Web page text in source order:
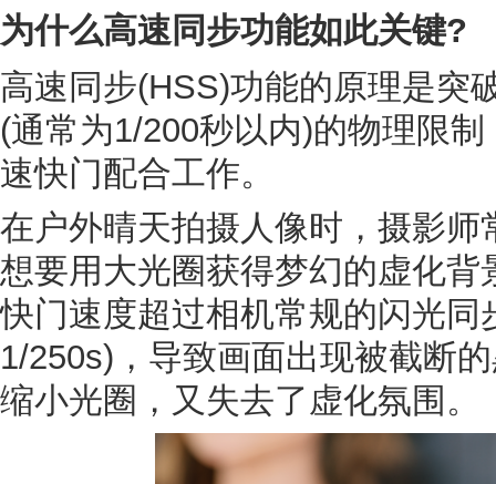
为什么高速同步功能如此关键?
高速同步(HSS)功能的原理是突
(通常为1/200秒以内)的物理限
速快门配合工作。
在户外晴天拍摄人像时，摄影
想要用大光圈获得梦幻的虚化
快门速度超过相机常规的闪光
1/250s)，导致画面出现被截断
缩小光圈，又失去了虚化氛围。